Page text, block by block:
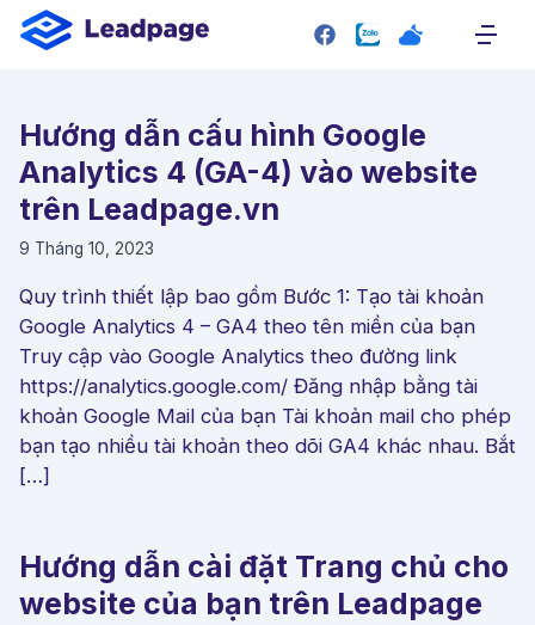
SITEMAP
Giới thiệu
Giao diện mẫu
Bảng giá
Liên hệ
RESOURCE
Plugin
Blog
Tài liệu hướng dẫn
Hướng dẫn cấu hình Google
Analytics 4 (GA-4) vào website
trên Leadpage.vn
9 Tháng 10, 2023
Quy trình thiết lập bao gồm Bước 1: Tạo tài khoản
Google Analytics 4 – GA4 theo tên miền của bạn
Truy cập vào Google Analytics theo đường link
https://analytics.google.com/ Đăng nhập bằng tài
khoản Google Mail của bạn Tài khoản mail cho phép
bạn tạo nhiều tài khoản theo dõi GA4 khác nhau. Bắt
[…]
Hướng dẫn cài đặt Trang chủ cho
website của bạn trên Leadpage